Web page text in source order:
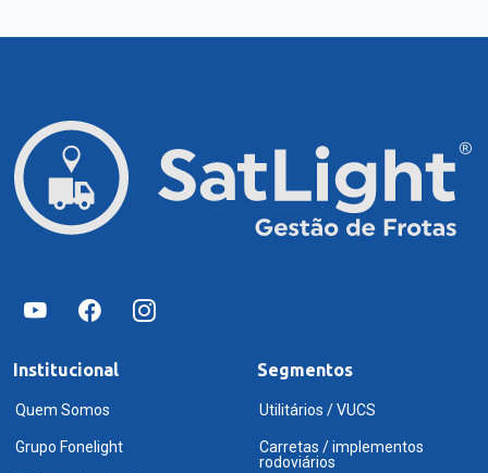
Institucional
Quem Somos
Grupo Fonelight
Segmentos
Utilitários / VUCS
Carretas / implementos
rodoviários